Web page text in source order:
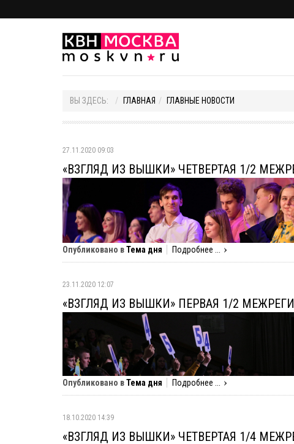
ВЫ ЗДЕСЬ: ГЛАВНАЯ ГЛАВНЫЕ НОВОСТИ
27.11.2020 09:03
«ВЗГЛЯД ИЗ ВЫШКИ» ЧЕТВЕРТАЯ 1/2
Опубликовано вТема дня Подробнее ...
23.11.2020 12:07
«ВЗГЛЯД ИЗ ВЫШКИ» ПЕРВАЯ 1/2
Опубликовано вТема дня Подробнее ...
18.10.2020 14:39
«ВЗГЛЯД ИЗ ВЫШКИ» ЧЕТВЕРТАЯ 1/4